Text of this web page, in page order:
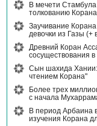
В мечети
толкованию
Заучивание
девочки из Газы (+
Древний Коран
сосуществования
Сын шахида Хании:
чтением Корана"
Более трех
с начала
В период Арбаина
изучения Корана